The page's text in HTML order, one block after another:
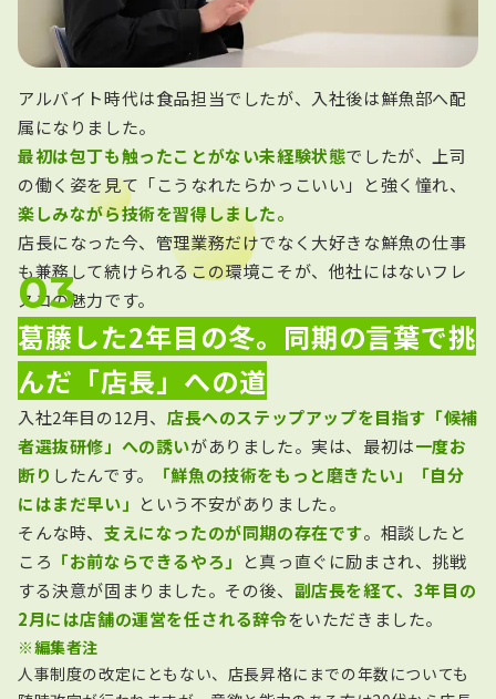
アルバイト時代は食品担当でしたが、入社後は鮮魚部へ配
属になりました。
最初は包丁も触ったことがない未経験状態でしたが、上司
の働く姿を見て「こうなれたらかっこいい」と強く憧れ、
楽しみながら技術を習得しました。
店長になった今、管理業務だけでなく大好きな鮮魚の仕事
も兼務して続けられるこの環境こそが、他社にはないフレ
スコの魅力です。
葛藤した2年目の冬。同期の言葉で挑
んだ「店長」への道
入社2年目の12月、 店長へのステップアップを目指す「候補
者選抜研修」への誘いがありました。実は、最初は一度お
断り したんです。
「鮮魚の技術をもっと磨きたい」「自分
にはまだ早い」 という不安がありました。
そんな時、 支えになったのが同期の存在です。相談したと
ころ 「お前ならできるやろ」
と真っ直ぐに励まされ、挑戦
する決意が固まりました。その後、 副店長を経て、3年目の
2月には店舗の運営を任される辞令をいただきました。
※編集者注
人事制度の改定にともない、店長昇格にまでの年数についても